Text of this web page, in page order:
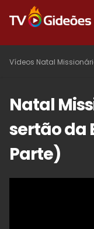
Vídeos Natal
Natal
sertão da
Parte)